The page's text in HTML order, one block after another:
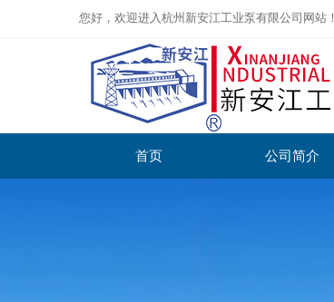
您好，欢迎进入杭州新安江工业泵有限公司网站！
首页 公司简介